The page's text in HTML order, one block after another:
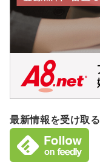
最新情報を受け取る